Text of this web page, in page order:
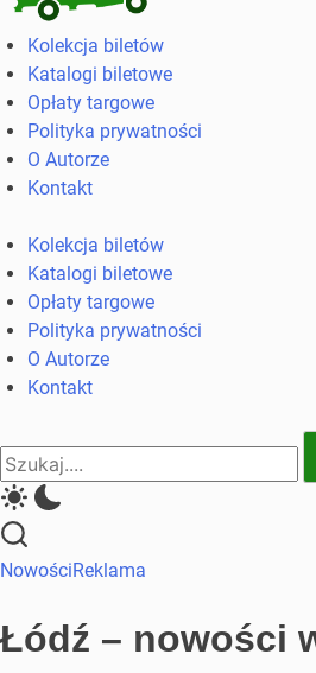
Kolekcja
biletów
komunikacji
miejskiej
kolejowych
Kolekcja biletów
Katalogi biletowe
Opłaty targowe
Polityka prywatności
O Autorze
Kontakt
Kolekcja biletów
Katalogi biletowe
Opłaty targowe
Polityka prywatności
O Autorze
Kontakt
Close
Search
NowościReklama
Łódź – nowości